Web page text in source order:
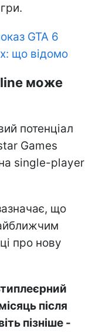
GTA 6
що відомо
може
потенціал
Games
single-player
що
про нову
після
пізніше -